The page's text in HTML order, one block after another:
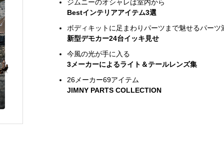
ジムニーのオシャレは室内から
Bestインテリアアイテム3選
ボディキットに足まわりパーツまで魅せるパーツ
新型デモカー24台イッキ見せ
今風の光が手に入る
3メーカーによるライト＆テールレンズ集
26メーカー69アイテム
JIMNY PARTS COLLECTION